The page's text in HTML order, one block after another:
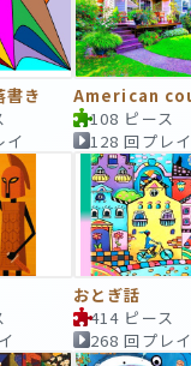
書き
イ
108 ピース
128 回プレイ
おとぎ話
414 ピース
268 回プレイ